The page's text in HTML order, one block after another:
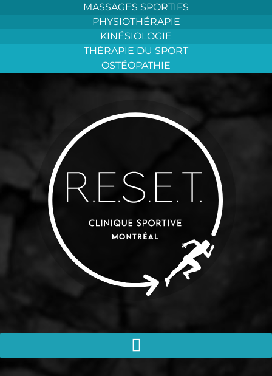
MASSAGES SPORTIFS
PHYSIOTHÉRAPIE
KINÉSIOLOGIE
THÉRAPIE DU SPORT
OSTÉOPATHIE